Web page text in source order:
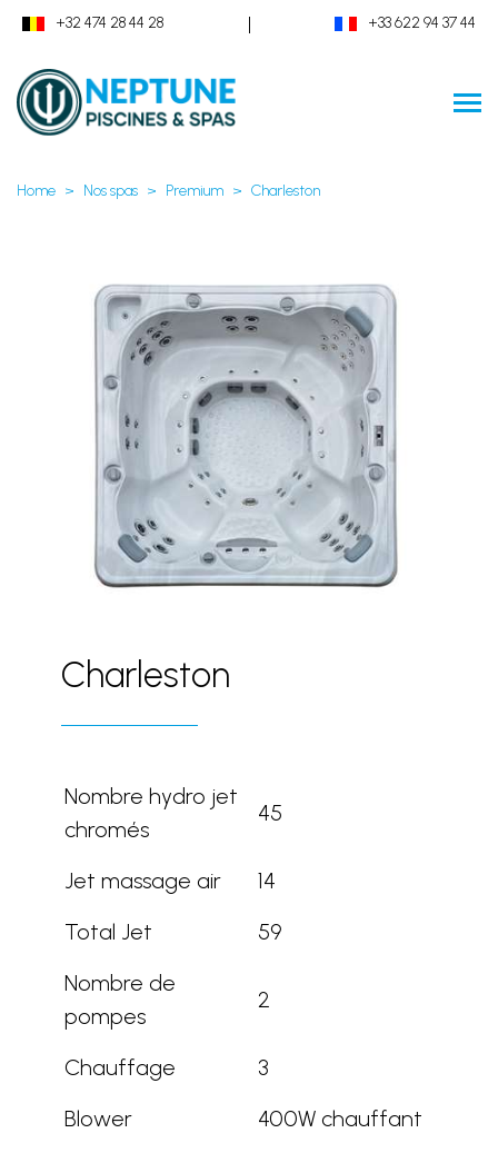
+32 474 28 44 28 | +33 622 94 37 44
Home Nos spas Premium Charleston
Charleston
Nombre hydro jet
chromés
45
Jet massage air
14
Total Jet
59
Nombre de
pompes
2
Chauffage
3
Blower
400W chauffant